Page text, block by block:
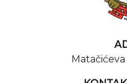
Matačićeva